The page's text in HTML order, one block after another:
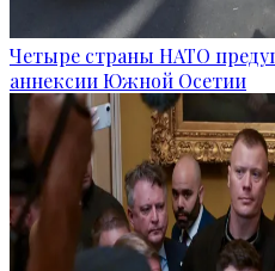
Четыре страны НАТО
аннексии Южной Осетии